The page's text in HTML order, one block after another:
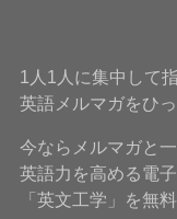
1人1人に集中して
英語メルマガをひ
今ならメルマガと
英語力を高める電
「英文工学」を無